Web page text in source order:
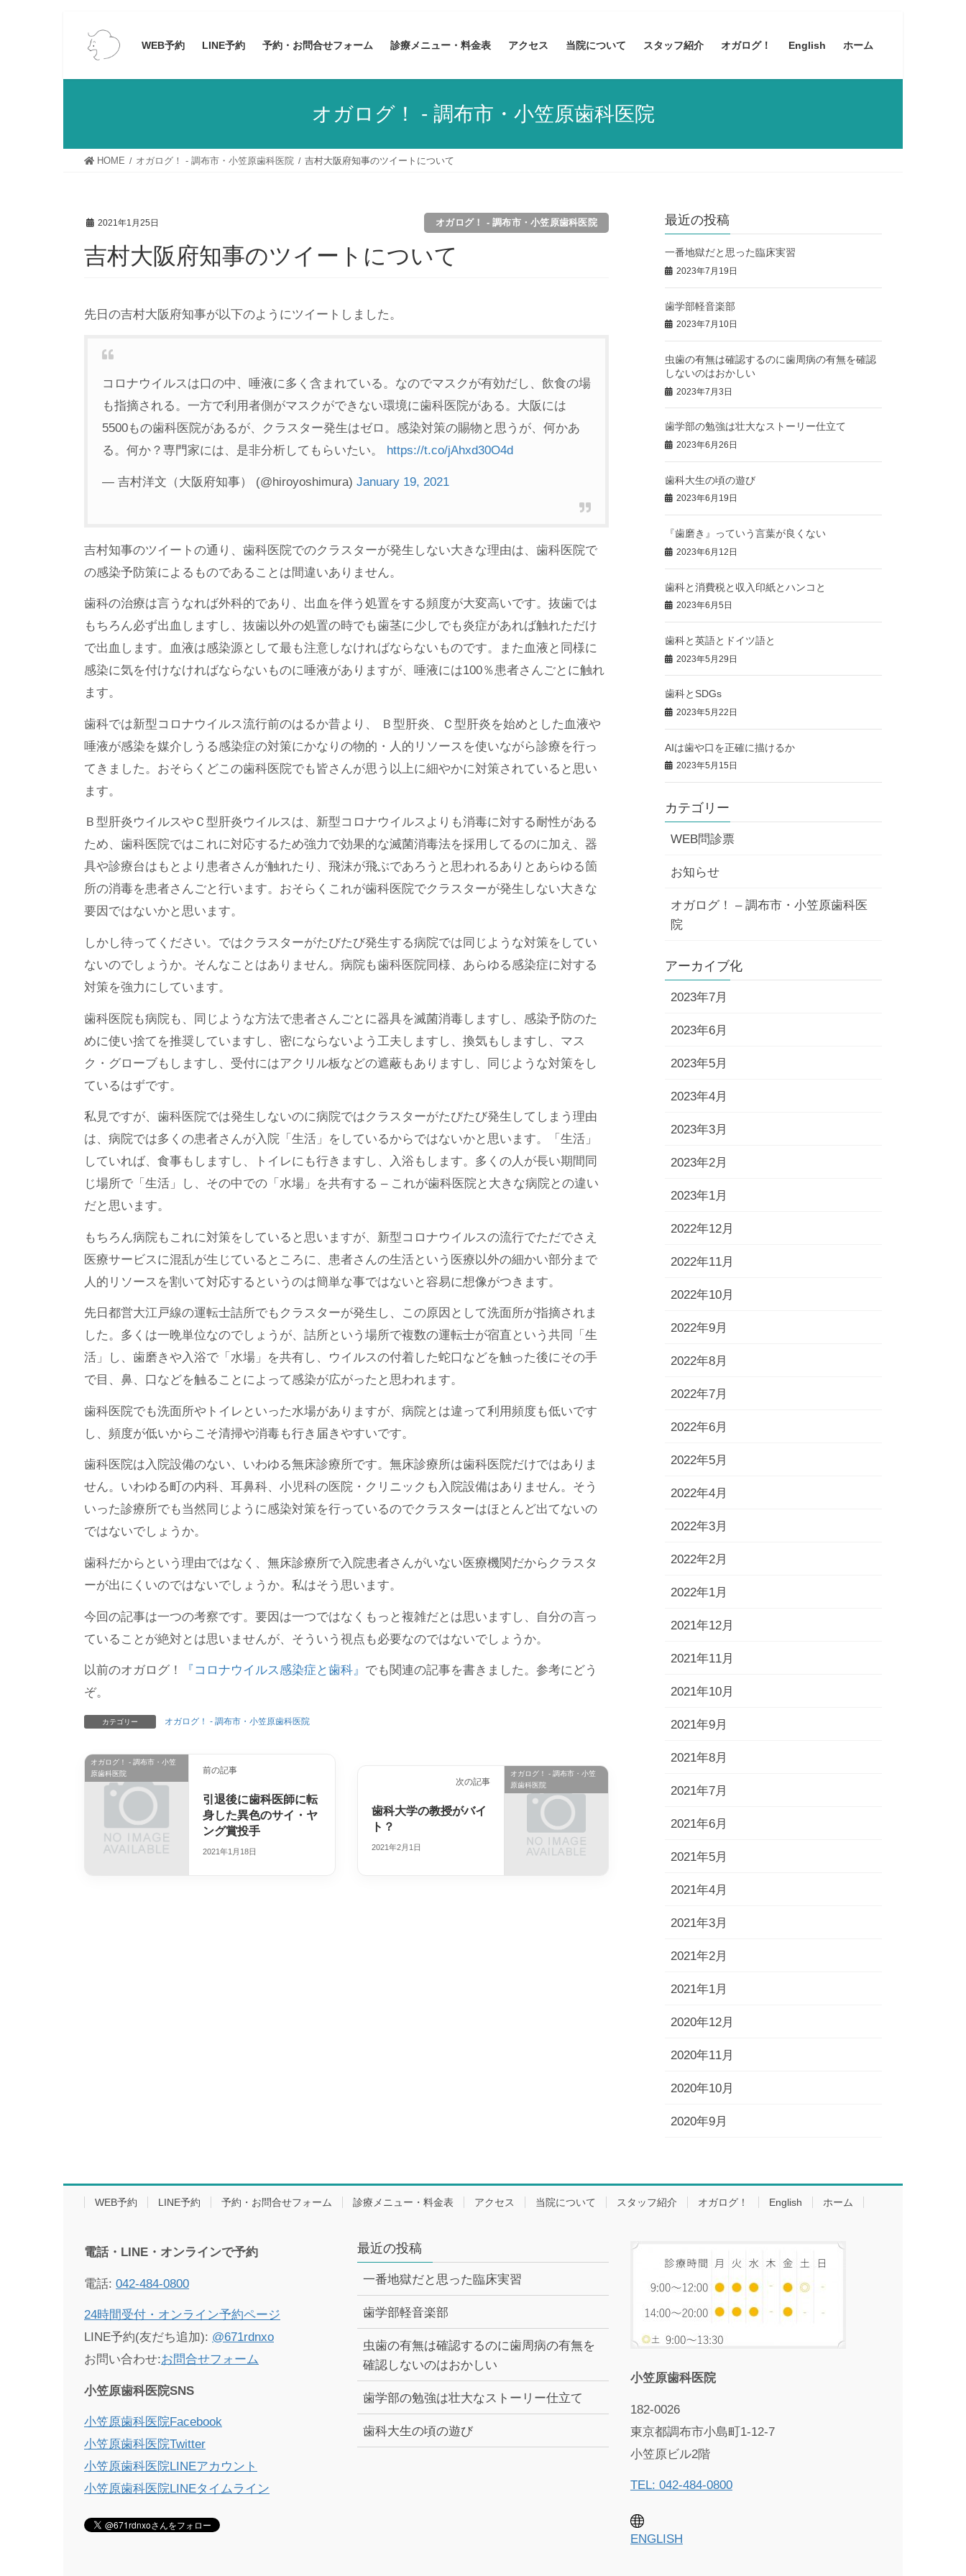
WEB予約 LINE予約 予約・お問合せフォーム 診療メニュー・料金表 アクセス 当院について スタッフ紹介 オガログ！ English ホーム
オガログ！ - 調布市・小笠原歯科医院
HOME オガログ！ - 調布市・小笠原歯科医院 吉村大阪府知事のツイートについて
2021年1月25日 オガログ！ - 調布市・小笠原歯科医院
吉村大阪府知事のツイートについて
先日の吉村大阪府知事が以下のようにツイートしました。
コロナウイルスは口の中、唾液に多く含まれている。なのでマスクが有効だし、飲食の場
も指摘される。一方で利用者側がマスクができない環境に歯科医院がある。大阪には
5500もの歯科医院があるが、クラスター発生はゼロ。感染対策の賜物と思うが、何かあ
る。何か？専門家には、是非分析してもらいたい。
https://t.co/jAhxd30O4d
— 吉村洋文（大阪府知事） (@hiroyoshimura) January 19, 2021
吉村知事のツイートの通り、歯科医院でのクラスターが発生しない大きな理由は、歯科医院で
の感染予防策によるものであることは間違いありません。
歯科の治療は言うなれば外科的であり、出血を伴う処置をする頻度が大変高いです。抜歯では
もちろん必ず出血しますし、抜歯以外の処置の時でも歯茎に少しでも炎症があれば触れただけ
で出血します。血液は感染源として最も注意しなければならないものです。また血液と同様に
感染に気を付けなければならないものに唾液がありますが、唾液には100％患者さんごとに触れ
ます。
歯科では新型コロナウイルス流行前のはるか昔より、 Ｂ型肝炎、Ｃ型肝炎を始めとした血液や
唾液が感染を媒介しうる感染症の対策にかなりの物的・人的リソースを使いながら診療を行っ
てきました。おそらくどこの歯科医院でも皆さんが思う以上に細やかに対策されていると思い
ます。
Ｂ型肝炎ウイルスやＣ型肝炎ウイルスは、新型コロナウイルスよりも消毒に対する耐性がある
ため、歯科医院ではこれに対応するため強力で効果的な滅菌消毒法を採用してるのに加え、器
具や診療台はもとより患者さんが触れたり、飛沫が飛ぶであろうと思われるありとあらゆる箇
所の消毒を患者さんごと行います。おそらくこれが歯科医院でクラスターが発生しない大きな
要因ではないかと思います。
しかし待ってください。ではクラスターがたびたび発生する病院では同じような対策をしてい
ないのでしょうか。そんなことはありません。病院も歯科医院同様、あらゆる感染症に対する
対策を強力にしています。
歯科医院も病院も、同じような方法で患者さんごとに器具を滅菌消毒しますし、感染予防のた
めに使い捨てを推奨していますし、密にならないよう工夫しますし、換気もしますし、マス
ク・グローブもしますし、受付にはアクリル板などの遮蔽もありますし、同じような対策をし
ているはずです。
私見ですが、歯科医院では発生しないのに病院ではクラスターがたびたび発生してしまう理由
は、病院では多くの患者さんが入院「生活」をしているからではないかと思います。「生活」
していれば、食事もしますし、トイレにも行きますし、入浴もします。多くの人が長い期間同
じ場所で「生活」し、その中での「水場」を共有する – これが歯科医院と大きな病院との違い
だと思います。
もちろん病院もこれに対策をしていると思いますが、新型コロナウイルスの流行でただでさえ
医療サービスに混乱が生じているところに、患者さんの生活という医療以外の細かい部分まで
人的リソースを割いて対応するというのは簡単な事ではないと容易に想像がつきます。
先日都営大江戸線の運転士詰所でもクラスターが発生し、この原因として洗面所が指摘されま
した。多くは一晩単位なのでしょうが、詰所という場所で複数の運転士が宿直という共同「生
活」し、歯磨きや入浴で「水場」を共有し、ウイルスの付着した蛇口などを触った後にその手
で目、鼻、口などを触ることによって感染が広がったと思われます。
歯科医院でも洗面所やトイレといった水場がありますが、病院とは違って利用頻度も低いです
し、頻度が低いからこそ清掃や消毒も行き届きやすいです。
歯科医院は入院設備のない、いわゆる無床診療所です。無床診療所は歯科医院だけではありま
せん。いわゆる町の内科、耳鼻科、小児科の医院・クリニックも入院設備はありません。そう
いった診療所でも当然同じように感染対策を行っているのでクラスターはほとんど出てないの
ではないでしょうか。
歯科だからという理由ではなく、無床診療所で入院患者さんがいない医療機関だからクラスタ
ーが出にくいのではないでしょうか。私はそう思います。
今回の記事は一つの考察です。要因は一つではなくもっと複雑だとは思いますし、自分の言っ
ていることが絶対とは思いませんが、そういう視点も必要なのではないでしょうか。
以前のオガログ！ 『コロナウイルス感染症と歯科』 でも関連の記事を書きました。参考にどう
ぞ。
カテゴリー オガログ！ - 調布市・小笠原歯科医院
オガログ！ - 調布市・小笠
原歯科医院
前の記事
引退後に歯科医師に転
身した異色のサイ・ヤ
ング賞投手
2021年1月18日
オガログ！ - 調布市・小笠
原歯科医院
次の記事
歯科大学の教授がバイ
ト？
2021年2月1日
最近の投稿
一番地獄だと思った臨床実習
2023年7月19日
歯学部軽音楽部
2023年7月10日
虫歯の有無は確認するのに歯周病の有無を確認
しないのはおかしい
2023年7月3日
歯学部の勉強は壮大なストーリー仕立て
2023年6月26日
歯科大生の頃の遊び
2023年6月19日
『歯磨き』っていう言葉が良くない
2023年6月12日
歯科と消費税と収入印紙とハンコと
2023年6月5日
歯科と英語とドイツ語と
2023年5月29日
歯科とSDGs
2023年5月22日
AIは歯や口を正確に描けるか
2023年5月15日
カテゴリー
WEB問診票
お知らせ
オガログ！ – 調布市・小笠原歯科医
院
アーカイブ化
2023年7月
2023年6月
2023年5月
2023年4月
2023年3月
2023年2月
2023年1月
2022年12月
2022年11月
2022年10月
2022年9月
2022年8月
2022年7月
2022年6月
2022年5月
2022年4月
2022年3月
2022年2月
2022年1月
2021年12月
2021年11月
2021年10月
2021年9月
2021年8月
2021年7月
2021年6月
2021年5月
2021年4月
2021年3月
2021年2月
2021年1月
2020年12月
2020年11月
2020年10月
2020年9月
WEB予約 LINE予約 予約・お問合せフォーム 診療メニュー・料金表 アクセス 当院について スタッフ紹介 オガログ！ English ホーム
電話・LINE・オンラインで予約
電話: 042-484-0800
24時間受付・オンライン予約ページ
LINE予約(友だち追加): @671rdnxo
お問い合わせ:お問合せフォーム
小笠原歯科医院SNS
小笠原歯科医院Facebook
小笠原歯科医院Twitter
小笠原歯科医院LINEアカウント
小笠原歯科医院LINEタイムライン
最近の投稿
一番地獄だと思った臨床実習
歯学部軽音楽部
虫歯の有無は確認するのに歯周病の有無を
確認しないのはおかしい
歯学部の勉強は壮大なストーリー仕立て
歯科大生の頃の遊び
小笠原歯科医院
182-0026
東京都調布市小島町1-12-7
小笠原ビル2階
TEL: 042-484-0800
ENGLISH